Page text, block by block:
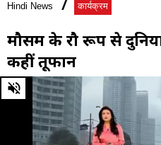
Hindi News कार्यक्रम
मौसम के रौद्र रूप से
कहीं तूफान
0
of
minutes,
seconds